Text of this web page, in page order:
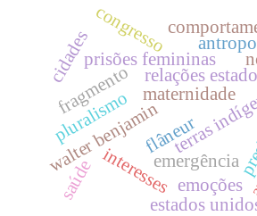
terras
emergência
relações
prisões femininas
maternidade
walter benjaminflâneur
fragmento
interesses emoções
pluralismo
cidades
saúde
congresso
estados